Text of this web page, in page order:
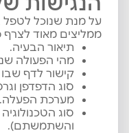
על מנת שנוכל לטפל
ממליצים מאוד לצרף
תיאור הבעיה.
מהי הפעולה
קישור לדף
סוג הדפדפן
מערכת הפעלה.
סוג
והשתמשתם).